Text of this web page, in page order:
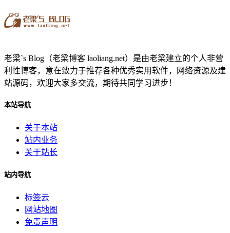
老梁`s Blog（老梁博客 laoliang.net）是由老梁建立的个人非营
利性博客，意在致力于推荐各种优秀实用软件，网络资源及建
站源码，欢迎大家多交流，期待共同学习进步！
本站导航
关于本站
站内业务
关于站长
站内导航
标签云
网站地图
免责声明